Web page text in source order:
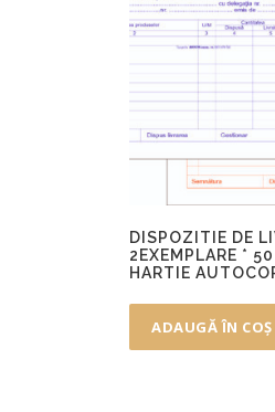
DISPOZITIE DE
2EXEMPLARE *
HARTIE
ADAUGĂ ÎN COȘ